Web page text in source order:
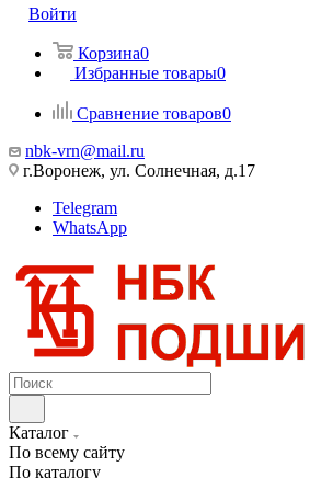
Войти
Корзина0
Избранные товары0
Сравнение товаров0
nbk-vrn@mail.ru
г.Воронеж, ул. Солнечная, д.17
Telegram
WhatsApp
Каталог
По всему сайту
По каталогу